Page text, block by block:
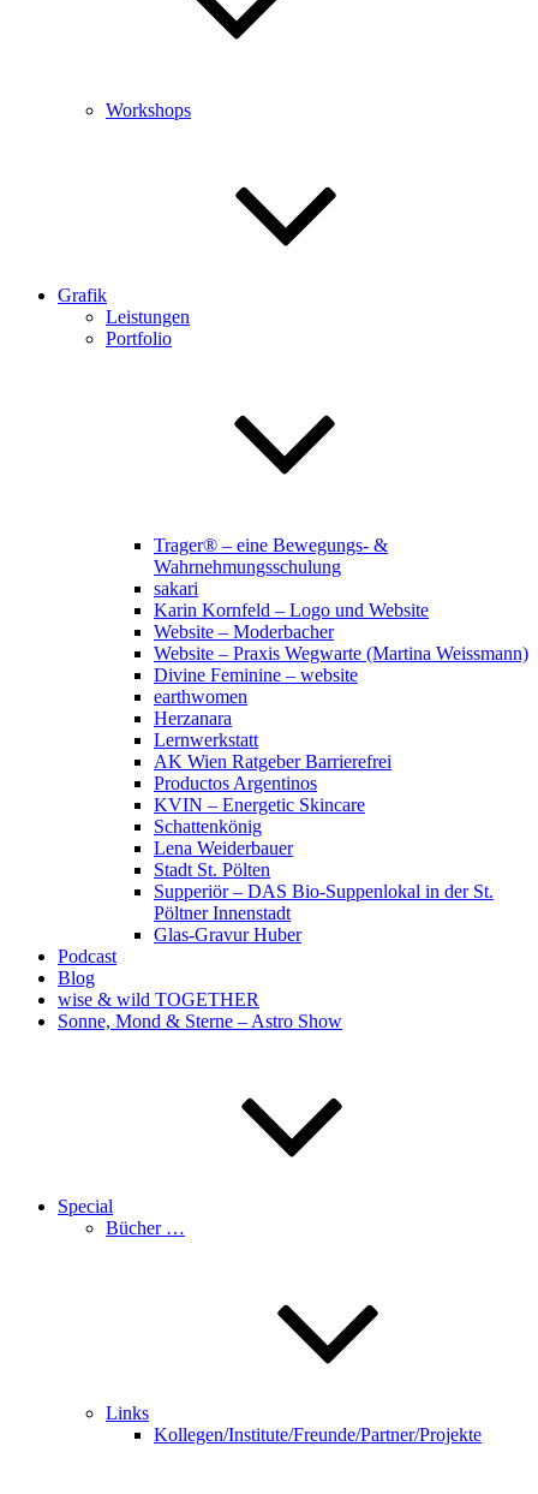
Workshops
Grafik
Leistungen
Portfolio
Trager® – eine Bewegungs- &
Wahrnehmungsschulung
sakari
Karin Kornfeld – Logo und Website
Website – Moderbacher
Website – Praxis Wegwarte (Martina Weissmann)
Divine Feminine – website
earthwomen
Herzanara
Lernwerkstatt
AK Wien Ratgeber Barrierefrei
Productos Argentinos
KVIN – Energetic Skincare
Schattenkönig
Lena Weiderbauer
Stadt St. Pölten
Supperiör – DAS Bio-Suppenlokal in der St.
Pöltner Innenstadt
Glas-Gravur Huber
Podcast
Blog
wise & wild TOGETHER
Sonne, Mond & Sterne – Astro Show
Special
Bücher …
Links
Kollegen/Institute/Freunde/Partner/Projekte